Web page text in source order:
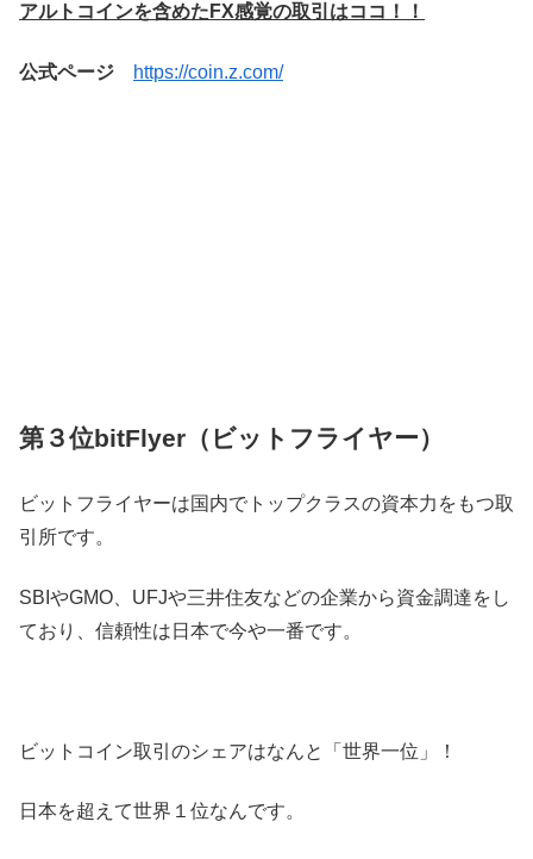
アルトコインを含めたFX感覚の取引はココ！！
公式ページ https://coin.z.com/
第３位bitFlyer（ビットフライヤー）
ビットフライヤーは国内でトップクラスの資本力をもつ取
引所です。
SBIやGMO、UFJや三井住友などの企業から資金調達をし
ており、信頼性は日本で今や一番です。
ビットコイン取引のシェアはなんと「世界一位」！
日本を超えて世界１位なんです。